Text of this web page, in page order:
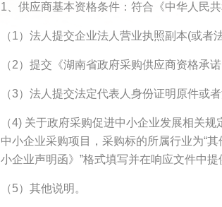
1、供应商基本资格条件：符合《中华人民
（1）法人提交企业法人营业执照副本(或者
（2）提交《湖南省政府采购供应商资格承
（3）法人提交法定代表人身份证明原件或
（4) 关于政府采购促进中小企业发展相关
中小企业采购项目，采购标的所属行业为“
小企业声明函》”格式填写并在响应文件中
（5）其他说明。